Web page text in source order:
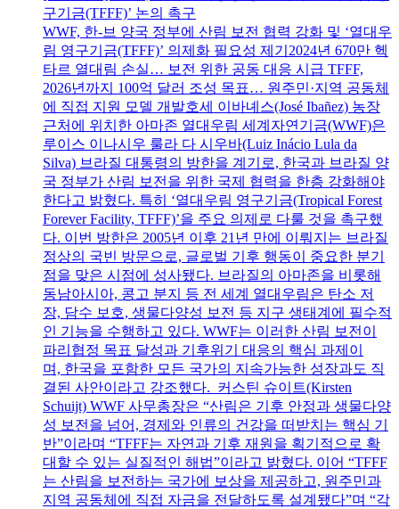
구기금(TFFF)’ 논의 촉구
WWF, 한-브 양국 정부에 산림 보전 협력 강화 및 ‘열대우
림 영구기금(TFFF)’ 의제화 필요성 제기2024년 670만 헥
타르 열대림 손실… 보전 위한 공동 대응 시급 TFFF,
2026년까지 100억 달러 조성 목표… 원주민·지역 공동체
에 직접 지원 모델 개발호세 이바녜스(José Ibañez) 농장
근처에 위치한 아마존 열대우림 세계자연기금(WWF)은
루이스 이나시우 룰라 다 시우바(Luiz Inácio Lula da
Silva) 브라질 대통령의 방한을 계기로, 한국과 브라질 양
국 정부가 산림 보전을 위한 국제 협력을 한층 강화해야
한다고 밝혔다. 특히 ‘열대우림 영구기금(Tropical Forest
Forever Facility, TFFF)’을 주요 의제로 다룰 것을 촉구했
다. 이번 방한은 2005년 이후 21년 만에 이뤄지는 브라질
정상의 국빈 방문으로, 글로벌 기후 행동이 중요한 분기
점을 맞은 시점에 성사됐다. 브라질의 아마존을 비롯해
동남아시아, 콩고 분지 등 전 세계 열대우림은 탄소 저
장, 담수 보호, 생물다양성 보전 등 지구 생태계에 필수적
인 기능을 수행하고 있다. WWF는 이러한 산림 보전이
파리협정 목표 달성과 기후위기 대응의 핵심 과제이
며, 한국을 포함한 모든 국가의 지속가능한 성장과도 직
결된 사안이라고 강조했다. 커스틴 슈이트(Kirsten
Schuijt) WWF 사무총장은 “산림은 기후 안정과 생물다양
성 보전을 넘어, 경제와 인류의 건강을 떠받치는 핵심 기
반”이라며 “TFFF는 자연과 기후 재원을 획기적으로 확
대할 수 있는 실질적인 해법”이라고 밝혔다. 이어 “TFFF
는 산림을 보전하는 국가에 보상을 제공하고, 원주민과
지역 공동체에 직접 자금을 전달하도록 설계됐다”며 “각